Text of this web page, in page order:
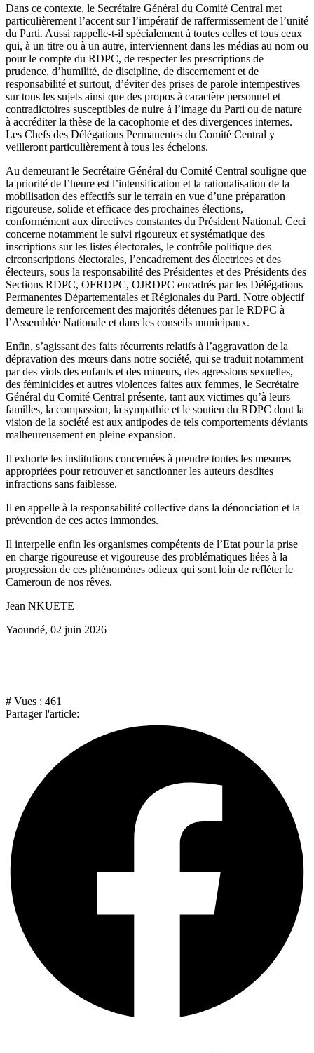
Dans ce contexte, le Secrétaire Général du Comité Central met
particulièrement l’accent sur l’impératif de raffermissement de l’unité
du Parti. Aussi rappelle-t-il spécialement à toutes celles et tous ceux
qui, à un titre ou à un autre, interviennent dans les médias au nom ou
pour le compte du RDPC, de respecter les prescriptions de
prudence, d’humilité, de discipline, de discernement et de
responsabilité et surtout, d’éviter des prises de parole intempestives
sur tous les sujets ainsi que des propos à caractère personnel et
contradictoires susceptibles de nuire à l’image du Parti ou de nature
à accréditer la thèse de la cacophonie et des divergences internes.
Les Chefs des Délégations Permanentes du Comité Central y
veilleront particulièrement à tous les échelons.
Au demeurant le Secrétaire Général du Comité Central souligne que
la priorité de l’heure est l’intensification et la rationalisation de la
mobilisation des effectifs sur le terrain en vue d’une préparation
rigoureuse, solide et efficace des prochaines élections,
conformément aux directives constantes du Président National. Ceci
concerne notamment le suivi rigoureux et systématique des
inscriptions sur les listes électorales, le contrôle politique des
circonscriptions électorales, l’encadrement des électrices et des
électeurs, sous la responsabilité des Présidentes et des Présidents des
Sections RDPC, OFRDPC, OJRDPC encadrés par les Délégations
Permanentes Départementales et Régionales du Parti. Notre objectif
demeure le renforcement des majorités détenues par le RDPC à
l’Assemblée Nationale et dans les conseils municipaux.
Enfin, s’agissant des faits récurrents relatifs à l’aggravation de la
dépravation des mœurs dans notre société, qui se traduit notamment
par des viols des enfants et des mineurs, des agressions sexuelles,
des féminicides et autres violences faites aux femmes, le Secrétaire
Général du Comité Central présente, tant aux victimes qu’à leurs
familles, la compassion, la sympathie et le soutien du RDPC dont la
vision de la société est aux antipodes de tels comportements déviants
malheureusement en pleine expansion.
Il exhorte les institutions concernées à prendre toutes les mesures
appropriées pour retrouver et sanctionner les auteurs desdites
infractions sans faiblesse.
Il en appelle à la responsabilité collective dans la dénonciation et la
prévention de ces actes immondes.
Il interpelle enfin les organismes compétents de l’Etat pour la prise
en charge rigoureuse et vigoureuse des problématiques liées à la
progression de ces phénomènes odieux qui sont loin de refléter le
Cameroun de nos rêves.
Jean NKUETE
Yaoundé, 02 juin 2026
# Vues : 461
Partager l'article: